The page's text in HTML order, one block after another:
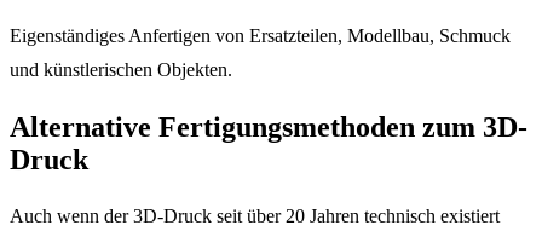
Eigenständiges Anfertigen von Ersatzteilen, Modellbau, Schmuck
und künstlerischen Objekten.
Alternative Fertigungsmethoden zum 3D-
Druck
Auch wenn der 3D-Druck seit über 20 Jahren technisch existiert